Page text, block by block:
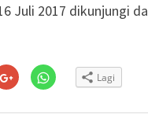
Juli 2017 dikunjungi
Klik
untuk
berbagi
Google+
Klik
untuk
WhatsApp(Membuka
Lagi